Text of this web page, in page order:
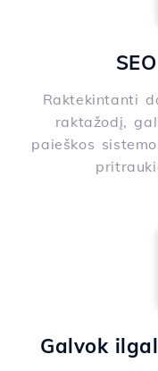
Raktekintanti
raktažodį,
paieškos
Galvok